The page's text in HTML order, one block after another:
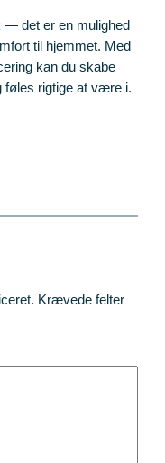
det er en mulighed
til hjemmet. Med
kan du skabe
føles rigtige at være i.
Krævede felter